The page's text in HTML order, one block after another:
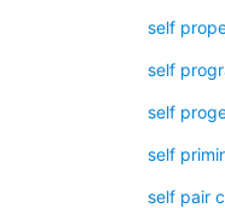
self
self
self
self
self pair